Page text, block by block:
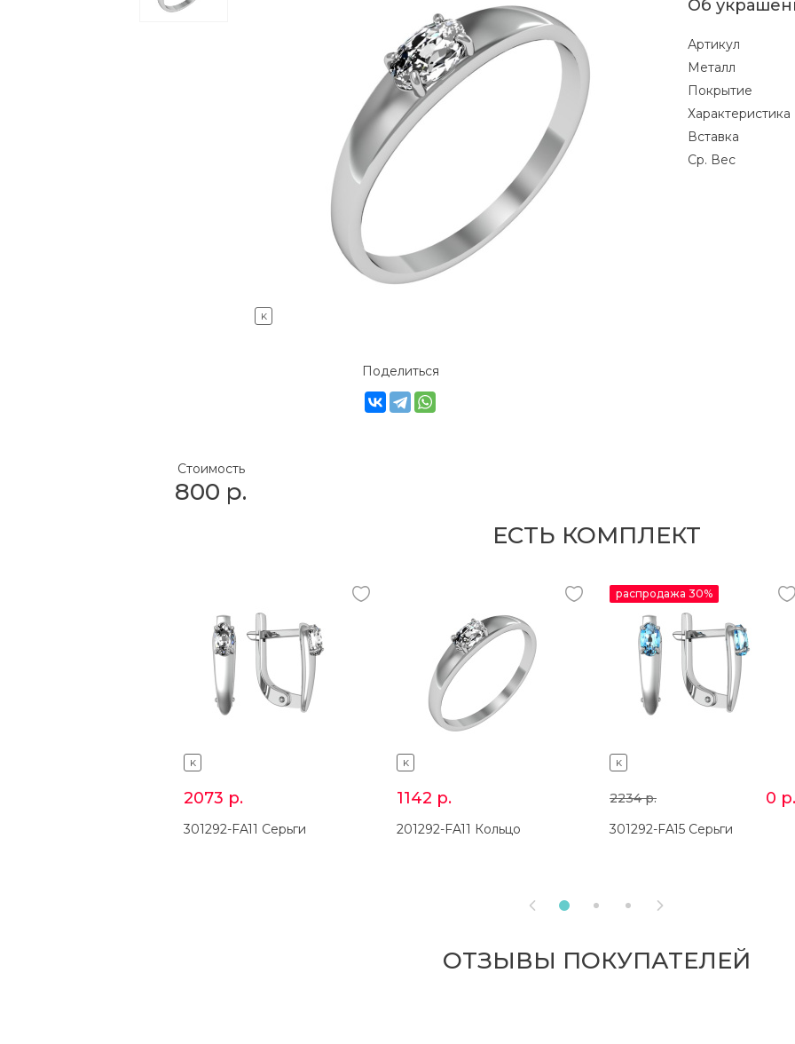
K
Поделиться
Об
Артикул
Металл
Покрытие
Характеристика
Вставка
Ср. Вес
Стоимость
800 р.
ЕСТЬ КОМПЛЕКТ
K
2073 р.
301292-FA11 Серьги
K
1142 р.
201292-FA11 Кольцо
K
распродажа 30%
2234р. 0 р.
301292-FA15 Серьги
 
ОТЗЫВЫ ПОКУПАТЕЛЕЙ